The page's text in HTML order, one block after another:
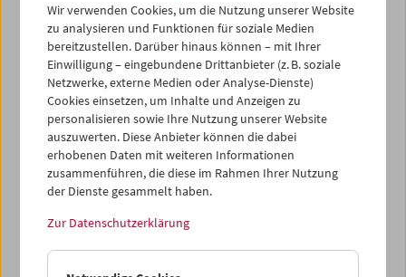
In Erinnerung an Abbas Kiarostami
Wir verwenden Cookies, um die Nutzung unserer Website
zu analysieren und Funktionen für soziale Medien
bereitzustellen. Darüber hinaus können – mit Ihrer
Einwilligung – eingebundene Drittanbieter (z. B. soziale
Netzwerke, externe Medien oder Analyse-Dienste)
Cookies einsetzen, um Inhalte und Anzeigen zu
personalisieren sowie Ihre Nutzung unserer Website
auszuwerten. Diese Anbieter können die dabei
erhobenen Daten mit weiteren Informationen
zusammenführen, die diese im Rahmen Ihrer Nutzung
der Dienste gesammelt haben.
Zur Datenschutzerklärung